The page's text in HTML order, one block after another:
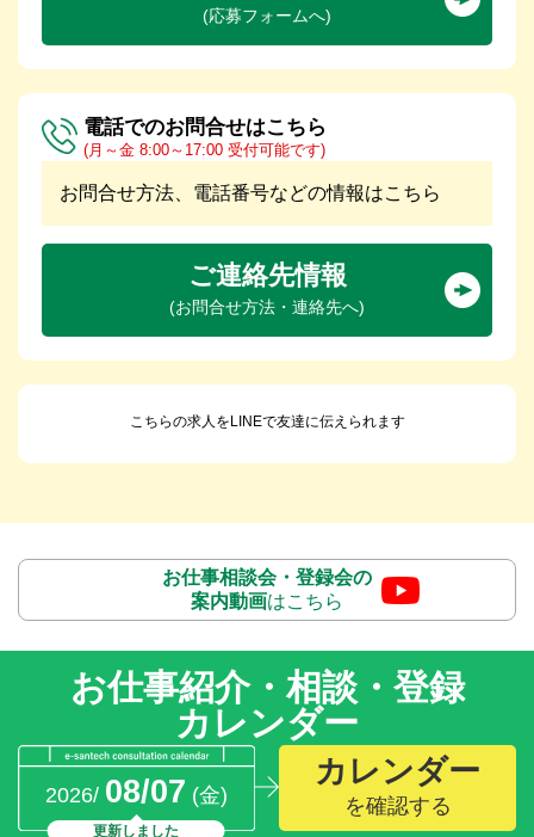
(応募フォームへ)
電話でのお問合せはこちら
(月～金 8:00～17:00 受付可能です)
お問合せ方法、電話番号などの情報はこちら
ご連絡先情報
(お問合せ方法・連絡先へ)
こちらの求人をLINEで友達に伝えられます
お仕事相談会・登録会の
案内動画はこちら
お仕事紹介・相談・登録
カレンダー
2026/ 08/07 (金)
更新しました
カレンダー
を確認する